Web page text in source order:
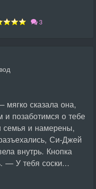
3
сказала она,
позаботимся о тебе
семья и намерены,
Си-Джей
внутрь. Кнопка
— У тебя соски...